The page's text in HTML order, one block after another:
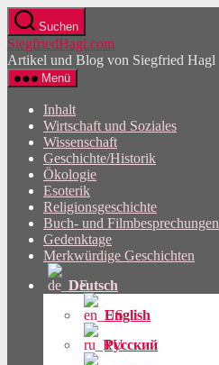
Direkt
zum
Inhalt
wechseln
Suchen
SiegfriedHagl.com
Artikel und Blog von Siegfried Hagl
Menü
Inhalt
Wirtschaft und Soziales
Wissenschaft
Geschichte/Historik
Ökologie
Esoterik
Religionsgeschichte
Buch- und Filmbesprechungen
Gedenktage
Merkwürdige Geschichten
Deutsch
English
Русский